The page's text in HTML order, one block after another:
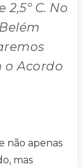
C. No
o Acordo
não apenas
mas